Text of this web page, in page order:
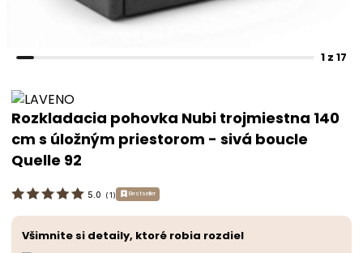
1 z 17
Rozkladacia pohovka Nubi trojmiestna 140
cm s úložným priestorom - sivá boucle
Quelle 92
5.0 ( 1 ) Bestseller
Všimnite si detaily, ktoré robia rozdiel